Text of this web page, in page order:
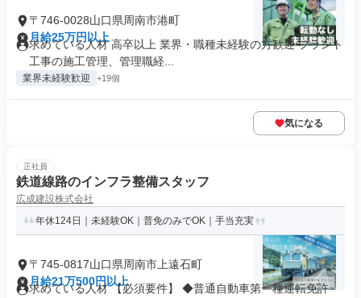
〒746-0028山口県周南市港町
月給25万円以上
求めている人材 高卒以上 業界・職種未経験の方歓迎 プラント
工事の施工管理、管理職経...
業界未経験歓迎 +19個
気になる
正社員
鉄道線路のインフラ整備スタッフ
広成建設株式会社
年休124日｜未経験OK｜普免のみでOK｜手当充実
〒745-0817山口県周南市上遠石町
月給21万500円以上
求めている人材 【必須要件】 ◆普通自動車第一種運転免許